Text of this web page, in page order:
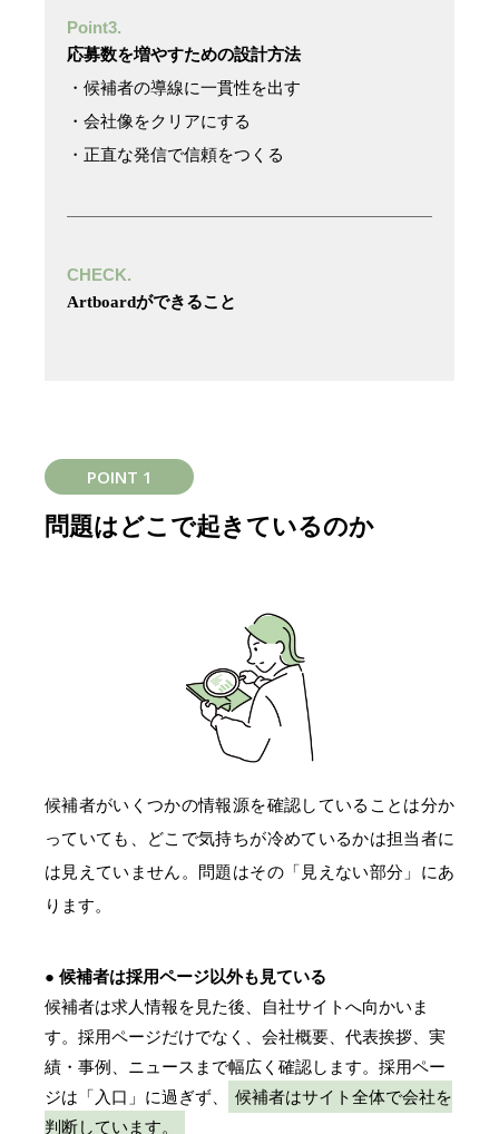
Point3.
応募数を増やすための設計方法
・候補者の導線に一貫性を出す
・会社像をクリアにする
・正直な発信で信頼をつくる
CHECK.
Artboardができること
POINT 1
問題はどこで起きているのか
候補者がいくつかの情報源を確認していることは分か
っていても、どこで気持ちが冷めているかは担当者に
は見えていません。問題はその「見えない部分」にあ
ります。
● 候補者は採用ページ以外も見ている
候補者は求人情報を見た後、自社サイトへ向かいま
す。採用ページだけでなく、会社概要、代表挨拶、実
績・事例、ニュースまで幅広く確認します。採用ペー
ジは「入口」に過ぎず、
候補者はサイト全体で会社を
判断しています。